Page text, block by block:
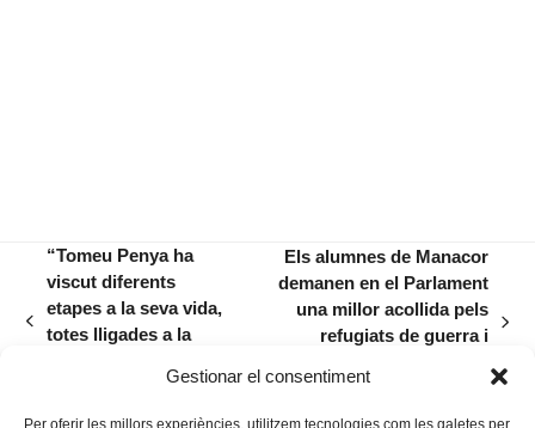
Gestionar el consentiment
Per oferir les millors experiències, utilitzem tecnologies com les galetes per
previous
“Tomeu Penya ha
viscut diferents
etapes a la seva vida,
totes lligades a la
Els alumnes de Manacor
demanen en el Parlament
una millor acollida pels
refugiats de guerra i